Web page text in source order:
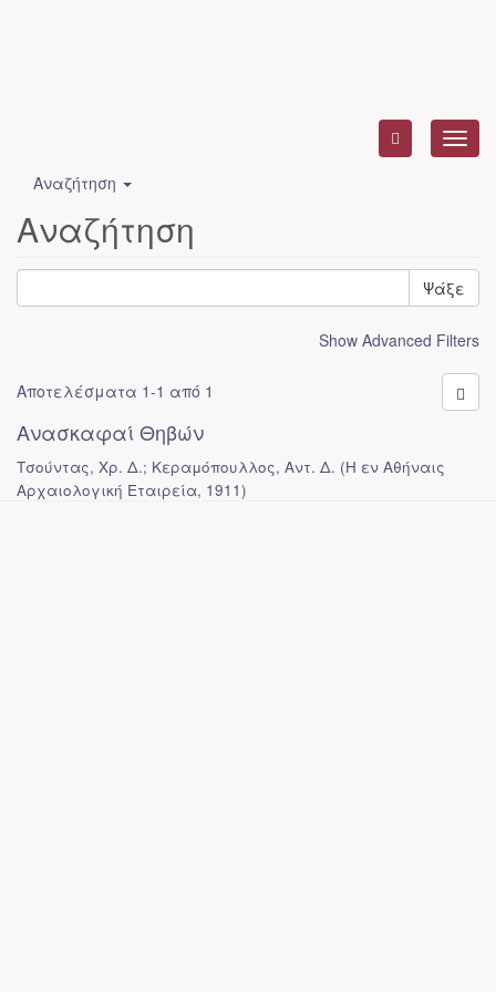
Αναζήτηση
Αναζήτηση
Ψάξε
Show Advanced Filters
Αποτελέσματα 1-1 από 1
Ανασκαφαί Θηβών
Τσούντας, Χρ. Δ.; Κεραμόπουλλος, Αντ. Δ. (Η εν Αθήναις
Αρχαιολογική Εταιρεία, 1911)